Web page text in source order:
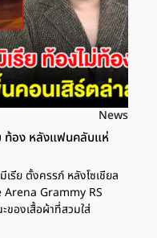
News
ท้อง หลังแฟนคลับแห่
รีย ตั้งครรภ์ หลังโซเชียล
Arena Grammy RS
องเสื้อผ้าที่สวมใส่